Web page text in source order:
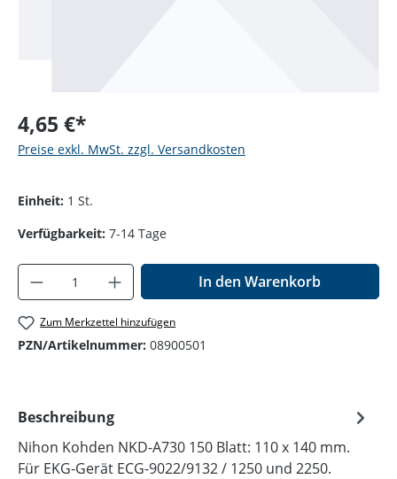
4,65 €*
Preise exkl. MwSt. zzgl. Versandkosten
Einheit: 1 St.
Verfügbarkeit: 7-14 Tage
Produkt Anzahl: Gib den gewünschten
In den Warenkorb
Zum Merkzettel hinzufügen
PZN/Artikelnummer: 08900501
Beschreibung
Nihon Kohden NKD-A730 150 Blatt: 110 x 140 mm.
Für EKG-Gerät ECG-9022/9132 / 1250 und 2250.